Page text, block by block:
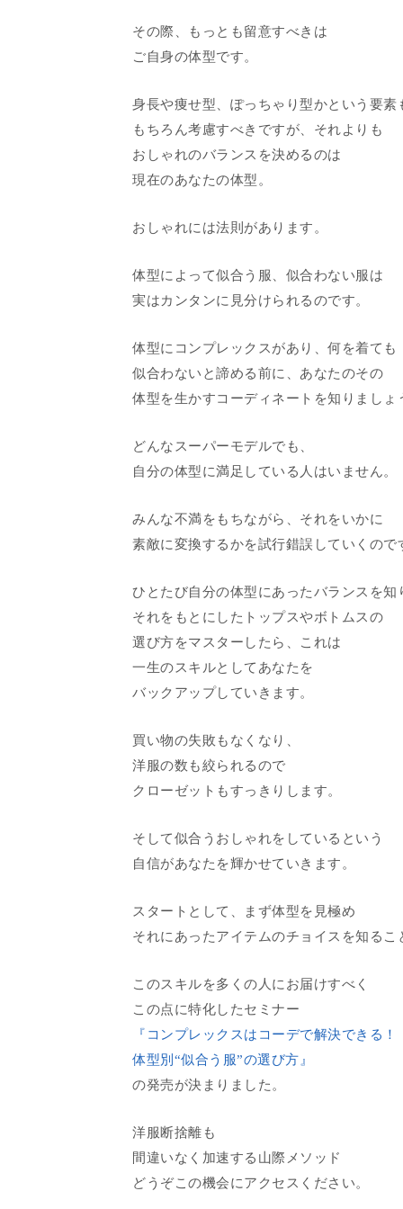
その際、もっとも留意すべきは
ご自身の体型です。
身長や痩せ型、ぽっちゃり型かという要素
もちろん考慮すべきですが、それよりも
おしゃれのバランスを決めるのは
現在のあなたの体型。
おしゃれには法則があります。
体型によって似合う服、似合わない服は
実はカンタンに見分けられるのです。
体型にコンプレックスがあり、何を着ても
似合わないと諦める前に、あなたのその
体型を生かすコーディネートを知りましょ
どんなスーパーモデルでも、
自分の体型に満足している人はいません。
みんな不満をもちながら、それをいかに
素敵に変換するかを試行錯誤していくので
ひとたび自分の体型にあったバランスを知
それをもとにしたトップスやボトムスの
選び方をマスターしたら、これは
一生のスキルとしてあなたを
バックアップしていきます。
買い物の失敗もなくなり、
洋服の数も絞られるので
クローゼットもすっきりします。
そして似合うおしゃれをしているという
自信があなたを輝かせていきます。
スタートとして、まず体型を見極め
それにあったアイテムのチョイスを知るこ
このスキルを多くの人にお届けすべく
この点に特化したセミナー
『コンプレックスはコーデで解決できる！
体型別“似合う服”の選び方』
の発売が決まりました。
洋服断捨離も
間違いなく加速する山際メソッド
どうぞこの機会にアクセスください。